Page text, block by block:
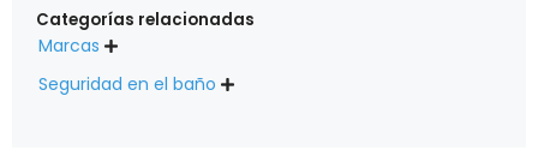
Categorías relacionadas
Marcas 
Seguridad en el baño 